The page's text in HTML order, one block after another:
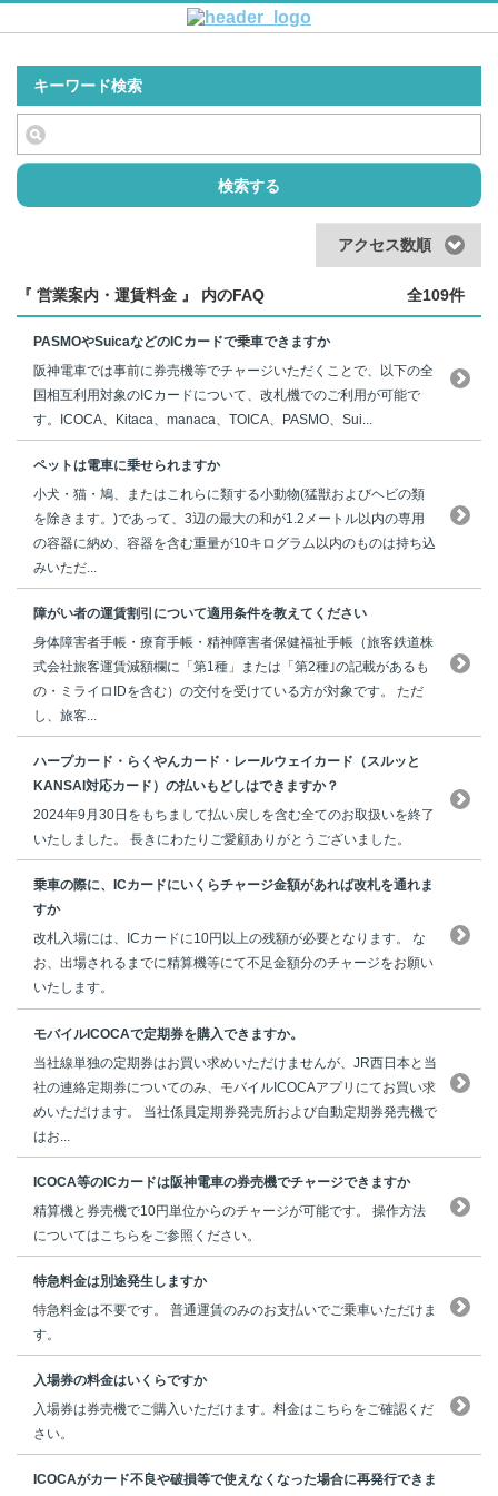
キーワード検索
検索する
アクセス数順
『 営業案内・運賃料金 』 内のFAQ 全109件
PASMOやSuicaなどのICカードで乗車できますか
阪神電車では事前に券売機等でチャージいただくことで、以下の全
国相互利用対象のICカードについて、改札機でのご利用が可能で
す。ICOCA、Kitaca、manaca、TOICA、PASMO、Sui...
ペットは電車に乗せられますか
小犬・猫・鳩、またはこれらに類する小動物(猛獣およびヘビの類
を除きます。)であって、3辺の最大の和が1.2メートル以内の専用
の容器に納め、容器を含む重量が10キログラム以内のものは持ち込
みいただ...
障がい者の運賃割引について適用条件を教えてください
身体障害者手帳・療育手帳・精神障害者保健福祉手帳（旅客鉄道株
式会社旅客運賃減額欄に「第1種」または「第2種｣の記載があるも
の・ミライロIDを含む）の交付を受けている方が対象です。 ただ
し、旅客...
ハープカード・らくやんカード・レールウェイカード（スルッと
KANSAI対応カード）の払いもどしはできますか？
2024年9月30日をもちまして払い戻しを含む全てのお取扱いを終了
いたしました。 長きにわたりご愛顧ありがとうございました。
乗車の際に、ICカードにいくらチャージ金額があれば改札を通れま
すか
改札入場には、ICカードに10円以上の残額が必要となります。 な
お、出場されるまでに精算機等にて不足金額分のチャージをお願い
いたします。
モバイルICOCAで定期券を購入できますか。
当社線単独の定期券はお買い求めいただけませんが、JR西日本と当
社の連絡定期券についてのみ、モバイルICOCAアプリにてお買い求
めいただけます。 当社係員定期券発売所および自動定期券発売機で
はお...
ICOCA等のICカードは阪神電車の券売機でチャージできますか
精算機と券売機で10円単位からのチャージが可能です。 操作方法
についてはこちらをご参照ください。
特急料金は別途発生しますか
特急料金は不要です。 普通運賃のみのお支払いでご乗車いただけま
す。
入場券の料金はいくらですか
入場券は券売機でご購入いただけます。料金はこちらをご確認くだ
さい。
ICOCAがカード不良や破損等で使えなくなった場合に再発行できま